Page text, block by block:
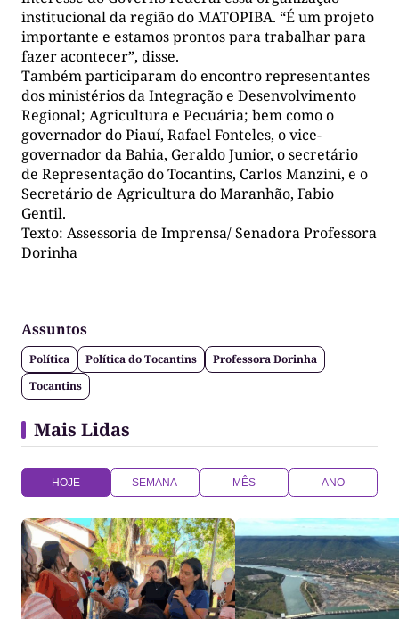
institucional da região do MATOPIBA. “É um projeto
importante e estamos prontos para trabalhar para
fazer acontecer”, disse.
Também participaram do encontro representantes
dos ministérios da Integração e Desenvolvimento
Regional; Agricultura e Pecuária; bem como o
governador do Piauí, Rafael Fonteles, o vice-
governador da Bahia, Geraldo Junior, o secretário
de Representação do Tocantins, Carlos Manzini, e o
Secretário de Agricultura do Maranhão, Fabio
Gentil.
Texto: Assessoria de Imprensa/ Senadora Professora
Dorinha
Assuntos
Política Política do Tocantins
Professora Dorinha
Tocantins
Mais Lidas
HOJE SEMANA MÊS ANO